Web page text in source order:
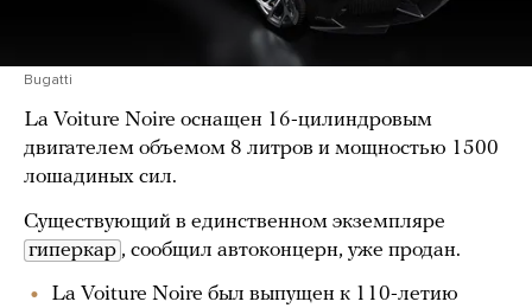
Bugatti
La Voiture Noire оснащен 16-цилиндровым
двигателем объемом 8 литров и мощностью 1500
лошадиных сил.
Существующий в единственном экземпляре
гиперкар , сообщил автоконцерн, уже продан.
La Voiture Noire был выпущен к 110-летию